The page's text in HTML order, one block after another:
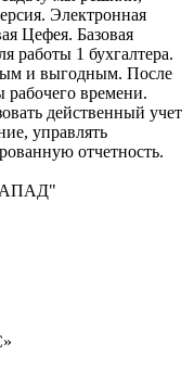
Электронная
Цефея. Базовая
работы 1 бухгалтера.
и выгодным. После
рабочего времени.
действенный учет
управлять
отчетность.